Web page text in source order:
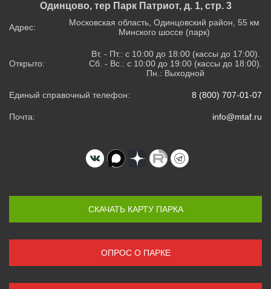
Одинцово, тер Парк Патриот, д. 1, стр. 3
Адрес:
Московская область, Одинцовский район, 55 км
Минского шоссе (парк)
Открыто:
Вт. - Пт.: с 10:00 до 18:00 (кассы до 17:00).
Сб. - Вс.: с 10:00 до 19:00 (кассы до 18:00).
Пн.: Выходной
Единый справочный телефон: 8 (800) 707-01-07
Почта: info@mtaf.ru
СКАЧАТЬ КАРТУ ПАРКА
ОПРОС О ПАРКЕ